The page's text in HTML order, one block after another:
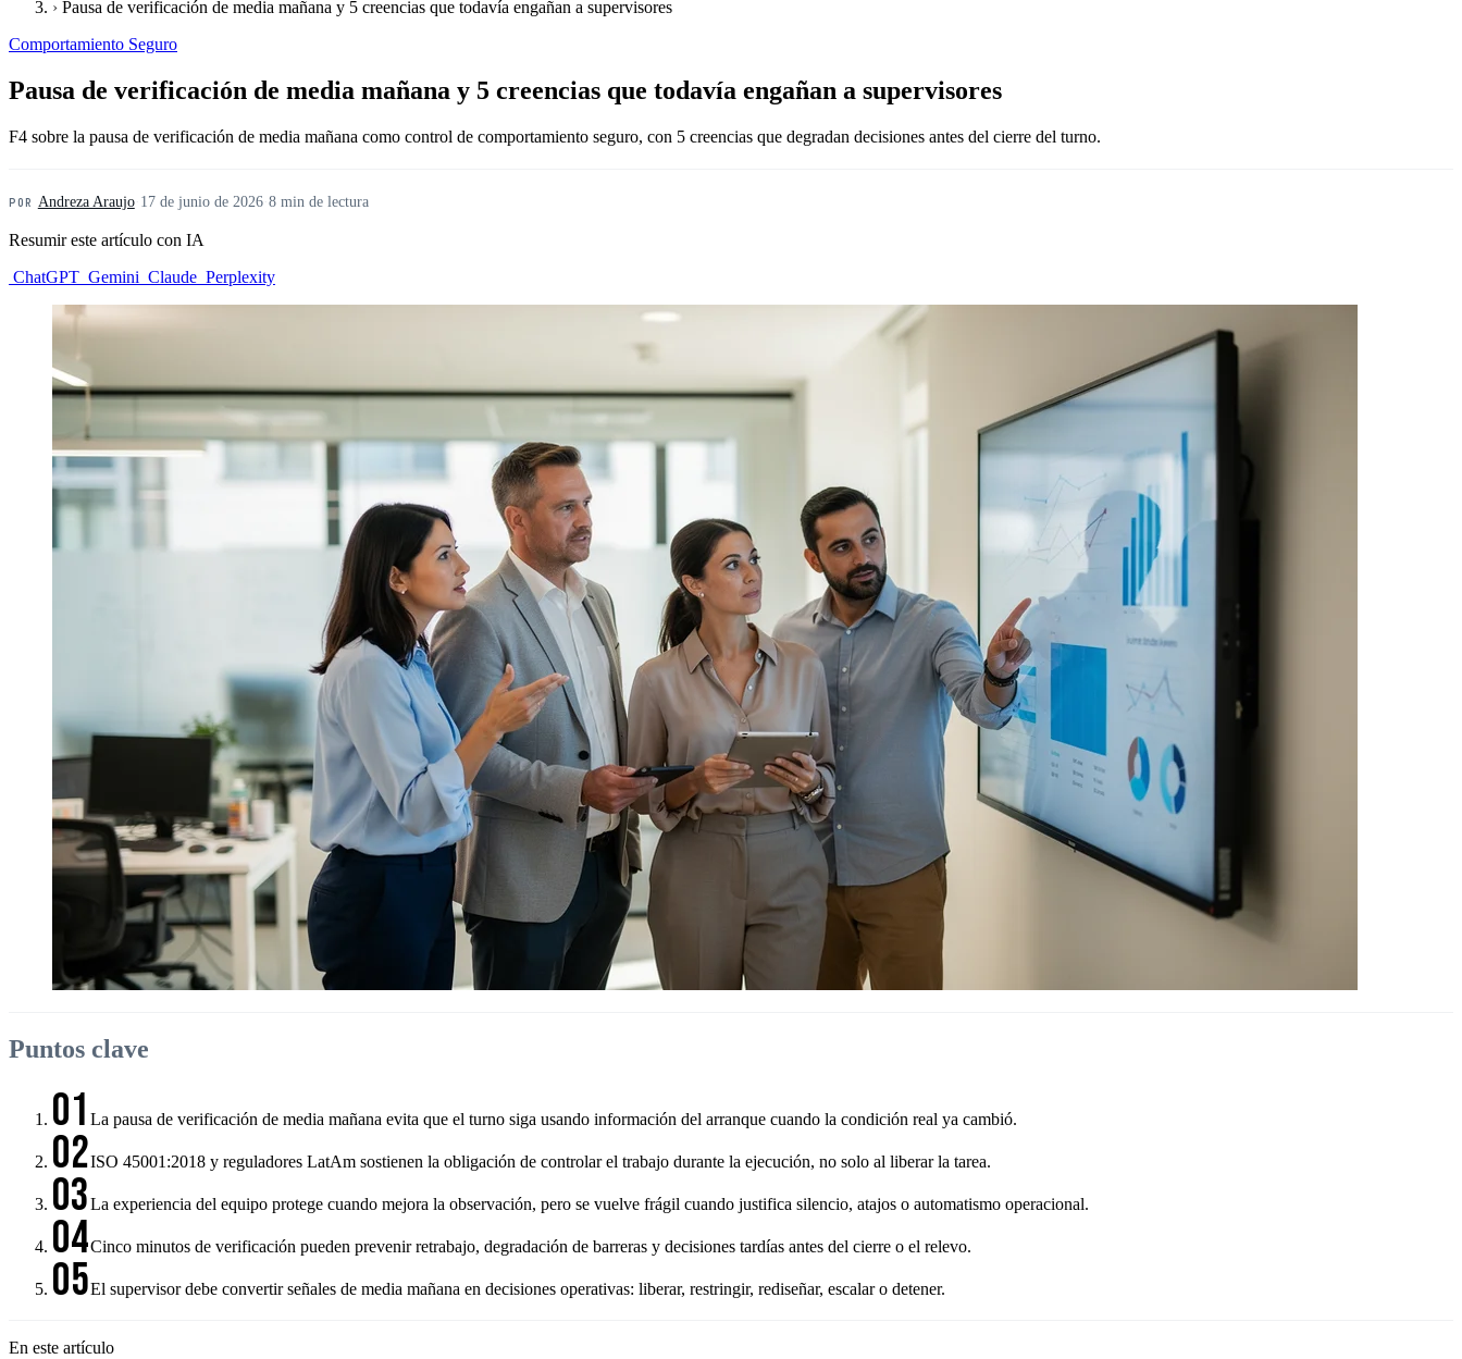
› Pausa de verificación de media mañana y 5 creencias que todavía engañan a supervisores
Comportamiento Seguro
Pausa de verificación de media mañana y 5 creencias que todavía engañan a supervisores
F4 sobre la pausa de verificación de media mañana como control de comportamiento seguro, con 5 creencias que degradan decisiones antes del cierre del turno.
POR Andreza Araujo· 17 de junio de 2026· 8 min de lectura
Resumir este artículo con IA
ChatGPT Gemini Claude Perplexity
Puntos clave
01 La pausa de verificación de media mañana evita que el turno siga usando información del arranque cuando la condición real ya cambió.
02ISO 45001:2018 y reguladores LatAm sostienen la obligación de controlar el trabajo durante la ejecución, no solo al liberar la tarea.
03La experiencia del equipo protege cuando mejora la observación, pero se vuelve frágil cuando justifica silencio, atajos o automatismo operacional.
04Cinco minutos de verificación pueden prevenir retrabajo, degradación de barreras y decisiones tardías antes del cierre o el relevo.
05El supervisor debe convertir señales de media mañana en decisiones operativas: liberar, restringir, rediseñar, escalar o detener.
En este artículo